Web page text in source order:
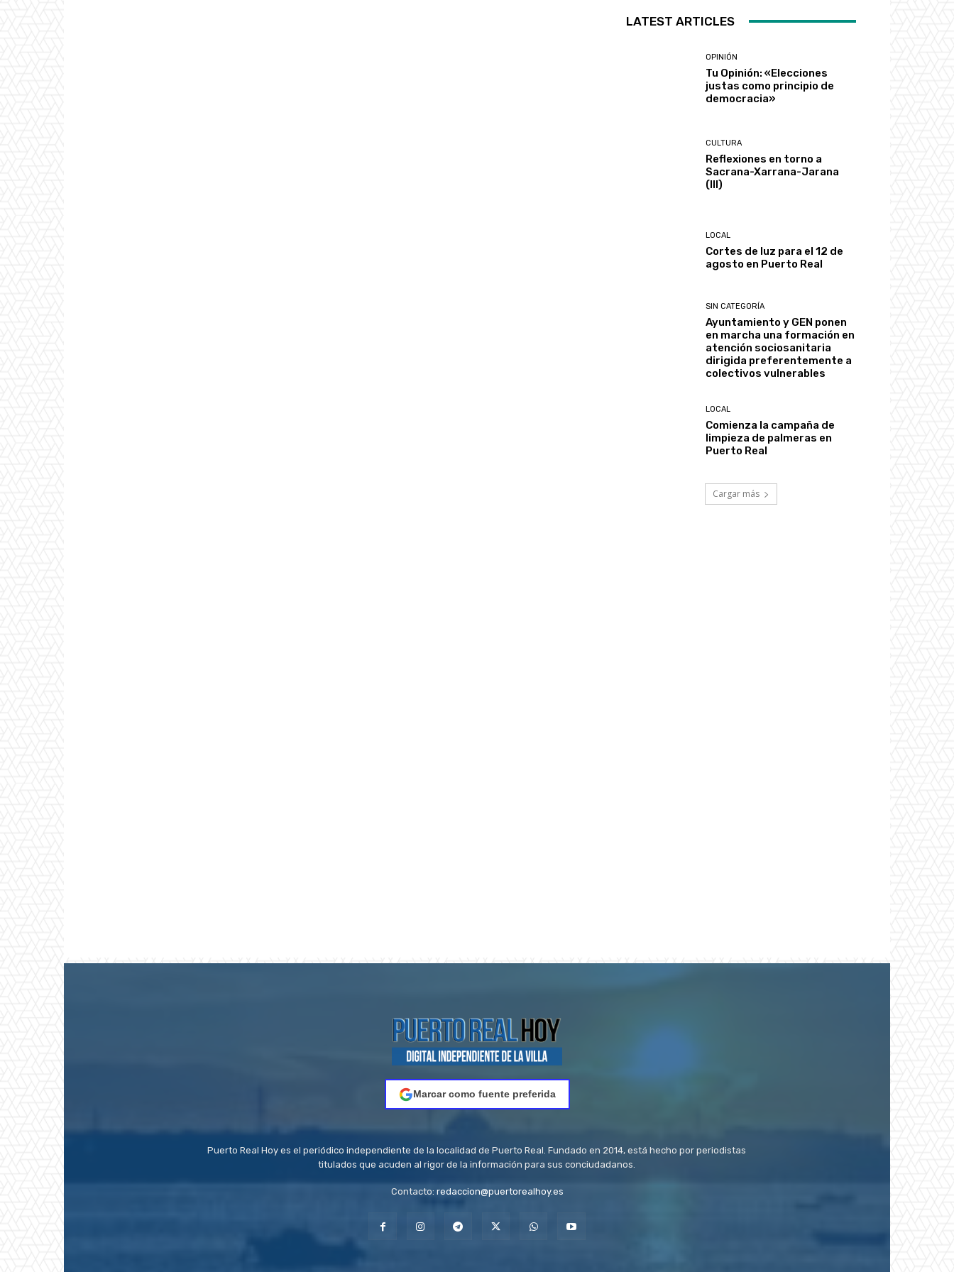
LATEST ARTICLES
OPINIÓN
Tu Opinión: «Elecciones
justas como principio de
democracia»
CULTURA
Reflexiones en torno a
Sacrana-Xarrana-Jarana
(III)
LOCAL
Cortes de luz para el 12 de
agosto en Puerto Real
SIN CATEGORÍA
Ayuntamiento y GEN ponen
en marcha una formación en
atención sociosanitaria
dirigida preferentemente a
colectivos vulnerables
LOCAL
Comienza la campaña de
limpieza de palmeras en
Puerto Real
Cargar más
Marcar como fuente preferida
Puerto Real Hoy es el periódico independiente de la localidad de Puerto Real. Fundado en 2014, está hecho por periodistas
titulados que acuden al rigor de la información para sus conciudadanos.
Contacto: redaccion@puertorealhoy.es